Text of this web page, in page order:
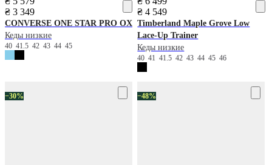
₴ 3 349
CONVERSE ONE STAR PRO OX
Кеды низкие
40 41.5 42 43 44 45
₴ 4 549
Timberland Maple Grove Low
Lace-Up Trainer
Кеды низкие
404141.54243444546
−30% −48%